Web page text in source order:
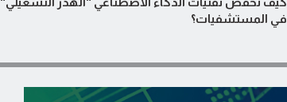
في المستشفيات؟